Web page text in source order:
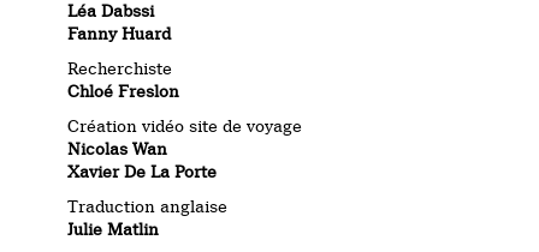
Léa Dabssi
Fanny Huard
Recherchiste
Chloé Freslon
Création vidéo site de voyage
Nicolas Wan
Xavier De La Porte
Traduction anglaise
Julie Matlin